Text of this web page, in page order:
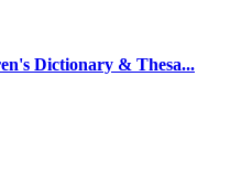
Dictionary & Thesa...